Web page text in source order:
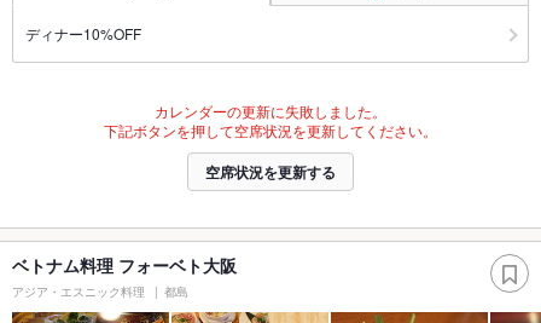
ディナー10%OFF
カレンダーの更新に失敗しました。
下記ボタンを押して空席状況を更新してください。
空席状況を更新する
ベトナム料理 フォーベト大阪
アジア・エスニック料理 都島